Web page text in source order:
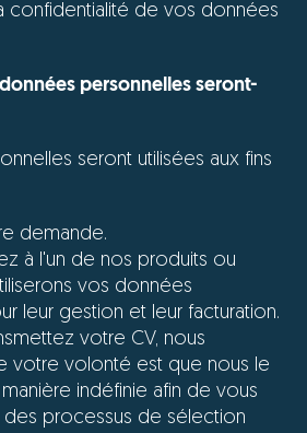
confidentialité de vos données
personnelles seront-
seront utilisées aux fins
demande.
à l'un de nos produits ou
vos données
leur gestion et leur facturation.
votre CV, nous
votre volonté est que nous le
indéfinie afin de vous
des processus de sélection